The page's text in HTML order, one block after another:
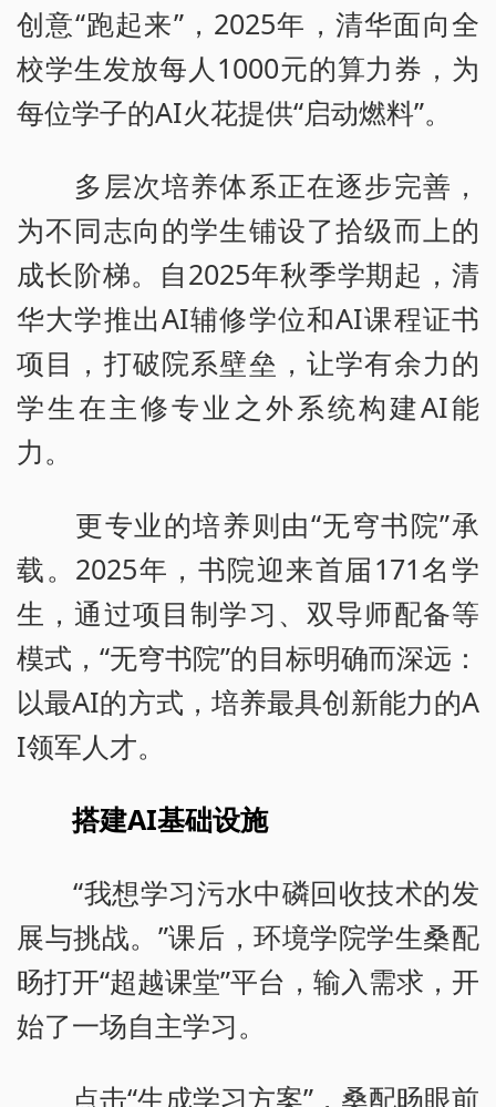
创意“跑起来”，2025年，清华面向全
校学生发放每人1000元的算力券，为
每位学子的AI火花提供“启动燃料”。
多层次培养体系正在逐步完善，
为不同志向的学生铺设了拾级而上的
成长阶梯。自2025年秋季学期起，清
华大学推出AI辅修学位和AI课程证书
项目，打破院系壁垒，让学有余力的
学生在主修专业之外系统构建AI能
力。
更专业的培养则由“无穹书院”承
载。2025年，书院迎来首届171名学
生，通过项目制学习、双导师配备等
模式，“无穹书院”的目标明确而深远：
以最AI的方式，培养最具创新能力的A
I领军人才。
搭建AI基础设施
“我想学习污水中磷回收技术的发
展与挑战。”课后，环境学院学生桑配
旸打开“超越课堂”平台，输入需求，开
始了一场自主学习。
点击“生成学习方案”，桑配旸眼前